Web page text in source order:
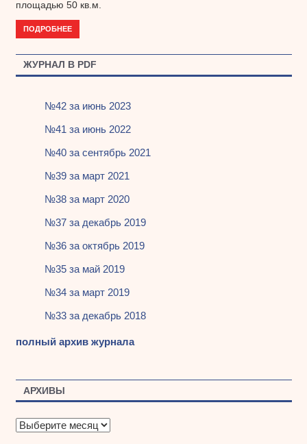
площадью 50 кв.м.
ПОДРОБНЕЕ
ЖУРНАЛ В PDF
№42 за июнь 2023
№41 за июнь 2022
№40 за сентябрь 2021
№39 за март 2021
№38 за март 2020
№37 за декабрь 2019
№36 за октябрь 2019
№35 за май 2019
№34 за март 2019
№33 за декабрь 2018
полный архив журнала
АРХИВЫ
А